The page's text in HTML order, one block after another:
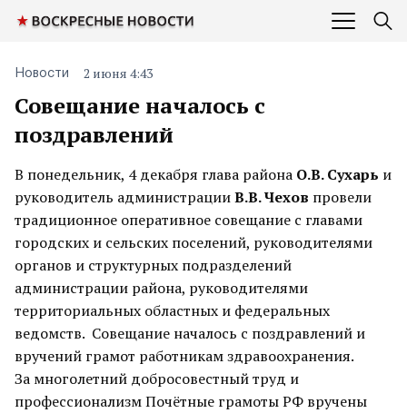
Совещание началось с
поздравлений
Новости 2 июня 4:43
В понедельник, 4 декабря глава района О.В. Сухарь и
руководитель администрацииВ.В. Чехов провели
традиционное оперативное совещание с главами
городских и сельских поселений, руководителями
органов и структурных подразделений
администрации района, руководителями
территориальных областных и федеральных
ведомств. Совещание началось с поздравлений и
вручений грамот работникам здравоохранения.
За многолетний добросовестный труд и
профессионализм Почётные грамоты РФ вручены